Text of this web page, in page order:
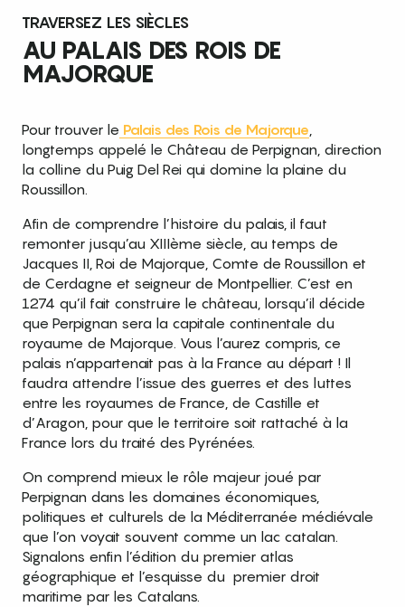
TRAVERSEZ LES SIÈCLES
AU PALAIS DES ROIS DE
MAJORQUE
Pour trouver le Palais des Rois de Majorque,
longtemps appelé le Château de Perpignan, direction
la colline du Puig Del Rei qui domine la plaine du
Roussillon.
Afin de comprendre l’histoire du palais, il faut
remonter jusqu’au XIIIème siècle, au temps de
Jacques II, Roi de Majorque, Comte de Roussillon et
de Cerdagne et seigneur de Montpellier. C’est en
1274 qu’il fait construire le château, lorsqu’il décide
que Perpignan sera la capitale continentale du
royaume de Majorque. Vous l’aurez compris, ce
palais n’appartenait pas à la France au départ ! Il
faudra attendre l’issue des guerres et des luttes
entre les royaumes de France, de Castille et
d’Aragon, pour que le territoire soit rattaché à la
France lors du traité des Pyrénées.
On comprend mieux le rôle majeur joué par
Perpignan dans les domaines économiques,
politiques et culturels de la Méditerranée médiévale
que l’on voyait souvent comme un lac catalan.
Signalons enfin l’édition du premier atlas
géographique et l’esquisse du premier droit
maritime par les Catalans.